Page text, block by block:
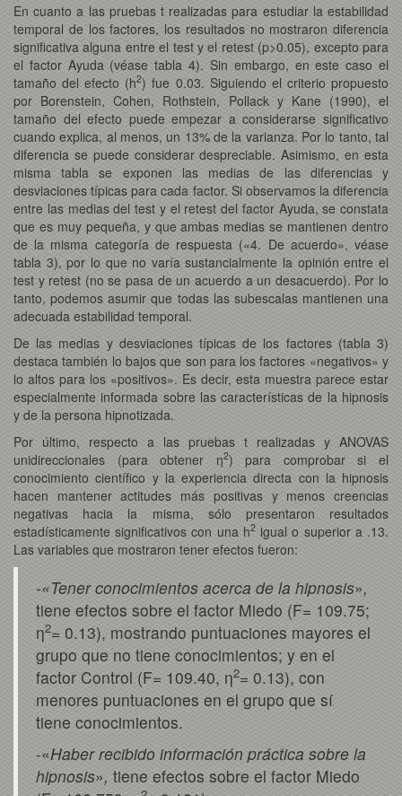
En cuanto a las pruebas t realizadas para estudiar la estabilidad
temporal de los factores, los resultados no mostraron diferencia
significativa alguna entre el test y el retest (p>0.05), excepto para
el factor Ayuda (véase tabla 4). Sin embargo, en este caso el
tamaño del efecto (h2) fue 0.03. Siguiendo el criterio propuesto
por Borenstein, Cohen, Rothstein, Pollack y Kane (1990), el
tamaño del efecto puede empezar a considerarse significativo
cuando explica, al menos, un 13% de la varianza. Por lo tanto, tal
diferencia se puede considerar despreciable. Asimismo, en esta
misma tabla se exponen las medias de las diferencias y
desviaciones típicas para cada factor. Si observamos la diferencia
entre las medias del test y el retest del factor Ayuda, se constata
que es muy pequeña, y que ambas medias se mantienen dentro
de la misma categoría de respuesta («4. De acuerdo», véase
tabla 3), por lo que no varía sustancialmente la opinión entre el
test y retest (no se pasa de un acuerdo a un desacuerdo). Por lo
tanto, podemos asumir que todas las subescalas mantienen una
adecuada estabilidad temporal.
De las medias y desviaciones típicas de los factores (tabla 3)
destaca también lo bajos que son para los factores «negativos» y
lo altos para los «positivos». Es decir, esta muestra parece estar
especialmente informada sobre las características de la hipnosis
y de la persona hipnotizada.
Por último, respecto a las pruebas t realizadas y ANOVAS
unidireccionales (para obtener η2) para comprobar si el
conocimiento científico y la experiencia directa con la hipnosis
hacen mantener actitudes más positivas y menos creencias
negativas hacia la misma, sólo presentaron resultados
estadísticamente significativos con una h2igual o superior a .13.
Las variables que mostraron tener efectos fueron:
-«Tener conocimientos acerca de la hipnosis»,
tiene efectos sobre el factor Miedo (F= 109.75;
η2= 0.13), mostrando puntuaciones mayores el
grupo que no tiene conocimientos; y en el
factor Control (F= 109.40, η2= 0.13), con
menores puntuaciones en el grupo que sí
tiene conocimientos.
-«Haber recibido información práctica sobre la
hipnosis», tiene efectos sobre el factor Miedo